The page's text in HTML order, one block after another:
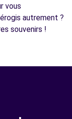
vous
autrement ?
souvenirs !